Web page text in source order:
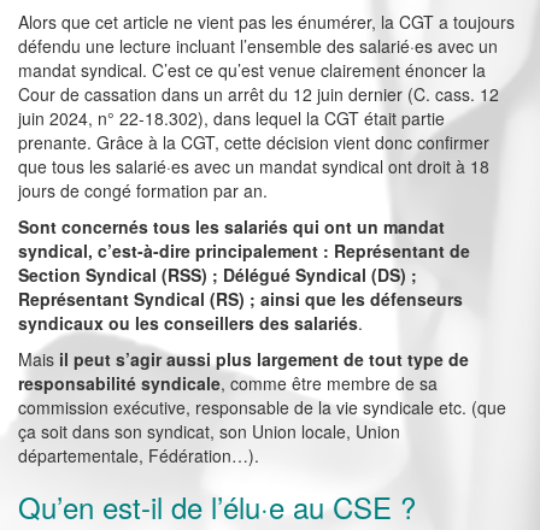
Alors que cet article ne vient pas les énumérer, la CGT a toujours
défendu une lecture incluant l’ensemble des salarié·es avec un
mandat syndical. C’est ce qu’est venue clairement énoncer la
Cour de cassation dans un arrêt du 12 juin dernier (C. cass. 12
juin 2024, n° 22-18.302), dans lequel la CGT était partie
prenante. Grâce à la CGT, cette décision vient donc confirmer
que tous les salarié·es avec un mandat syndical ont droit à 18
jours de congé formation par an.
Sont concernés tous les salariés qui ont un mandat
syndical, c’est-à-dire principalement : Représentant de
Section Syndical (RSS) ; Délégué Syndical (DS) ;
Représentant Syndical (RS) ; ainsi que les défenseurs
syndicaux ou les conseillers des salariés.
Mais il peut s’agir aussi plus largement de tout type de
responsabilité syndicale, comme être membre de sa
commission exécutive, responsable de la vie syndicale etc. (que
ça soit dans son syndicat, son Union locale, Union
départementale, Fédération…).
Qu’en est-il de l’élu·e au CSE ?